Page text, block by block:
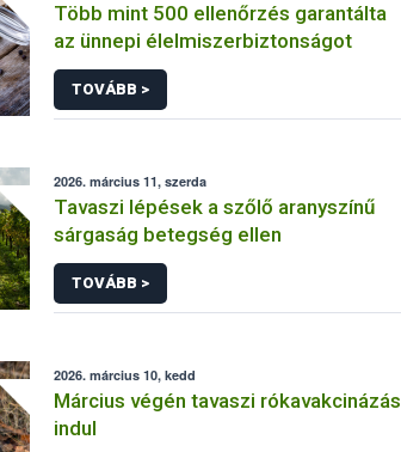
Több mint 500 ellenőrzés garantálta
az ünnepi élelmiszerbiztonságot
TOVÁBB >
2026. március 11, szerda
Tavaszi lépések a szőlő aranyszínű
sárgaság betegség ellen
TOVÁBB >
2026. március 10, kedd
Március végén tavaszi rókavakcinázás
indul